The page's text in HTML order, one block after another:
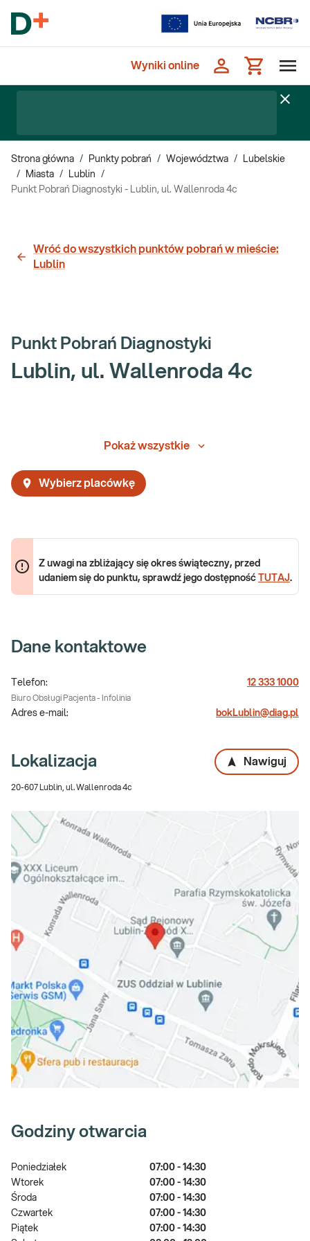
Wyniki online
Strona główna / Punkty pobrań / Województwa /
Lubelskie
/
Miasta / Lublin
/
Punkt Pobrań Diagnostyki - Lublin, ul. Wallenroda 4c
Wróć do wszystkich punktów pobrań w mieście:
Lublin
Punkt Pobrań Diagnostyki
Lublin, ul. Wallenroda 4c
Pokaż wszystkie
Wybierz placówkę
Z uwagi na zbliżający się okres świąteczny, przed
udaniem się do punktu, sprawdź jego dostępność
TUTAJ.
Dane kontaktowe
Telefon: 12 333 1000
Biuro Obsługi Pacjenta - Infolinia
Adres e-mail: bokLublin@diag.pl
Lokalizacja Nawiguj
20-607 Lublin, ul. Wallenroda 4c
Godziny otwarcia
Poniedziałek
07:00 - 14:30
Wtorek
07:00 - 14:30
Środa
07:00 - 14:30
Czwartek
07:00 - 14:30
Piątek
07:00 - 14:30